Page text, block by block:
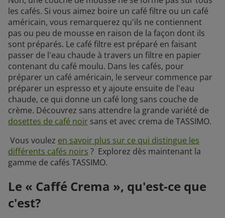
les cafés. Si vous aimez boire un café filtre ou un café
américain, vous remarquerez qu'ils ne contiennent
pas ou peu de mousse en raison de la façon dont ils
sont préparés. Le café filtre est préparé en faisant
passer de l'eau chaude à travers un filtre en papier
contenant du café moulu. Dans les cafés, pour
préparer un café américain, le serveur commence par
préparer un espresso et y ajoute ensuite de l'eau
chaude, ce qui donne un café long sans couche de
crème. Découvrez sans attendre la grande variété de
dosettes de café noir sans et avec crema de TASSIMO.
Vous voulez en savoir plus sur ce qui distingue les
différents cafés noirs ? Explorez dès maintenant la
gamme de cafés TASSIMO.
Le « Caffé Crema », qu'est-ce que
c'est?